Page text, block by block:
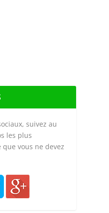
suivez au
les plus
vous ne devez